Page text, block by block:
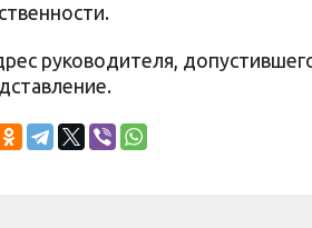
руководителя,